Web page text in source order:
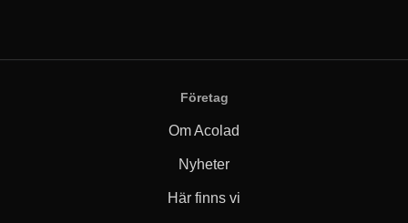
Företag
Om Acolad
Nyheter
Här finns vi